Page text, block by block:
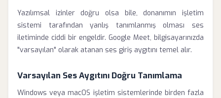
Yazılımsal izinler doğru olsa bile, donanımın işletim
sistemi tarafından yanlış tanımlanmış olması ses
iletiminde ciddi bir engeldir. Google Meet, bilgisayarınızda
"varsayılan" olarak atanan ses giriş aygıtını temel alır.
Varsayılan Ses Aygıtını Doğru Tanımlama
Windows veya macOS işletim sistemlerinde birden fazla